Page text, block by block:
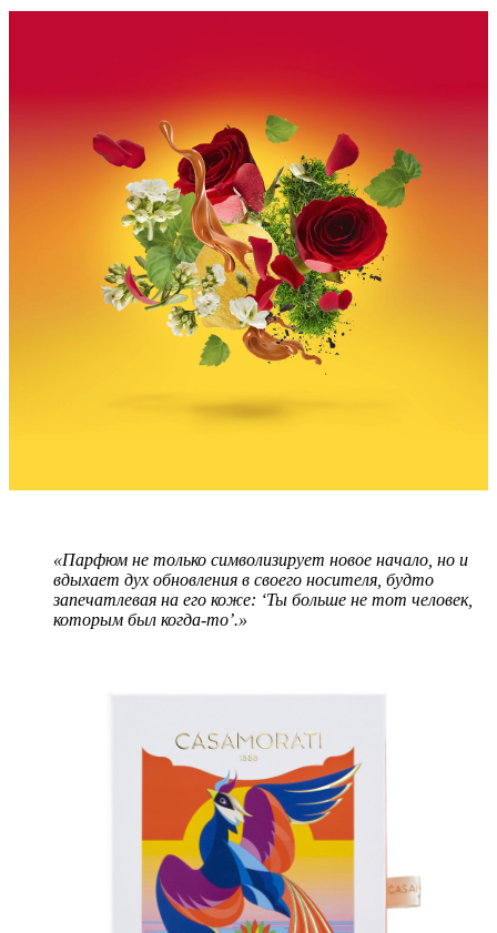
«Парфюм не только символизирует новое начало, но и
вдыхает дух обновления в своего носителя, будто
запечатлевая на его коже: ‘Ты больше не тот человек,
которым был когда-то’.»